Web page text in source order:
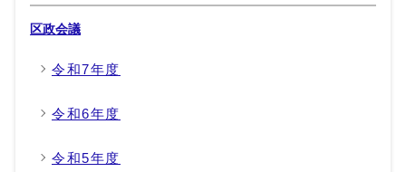
区政会議
令和7年度
令和6年度
令和5年度